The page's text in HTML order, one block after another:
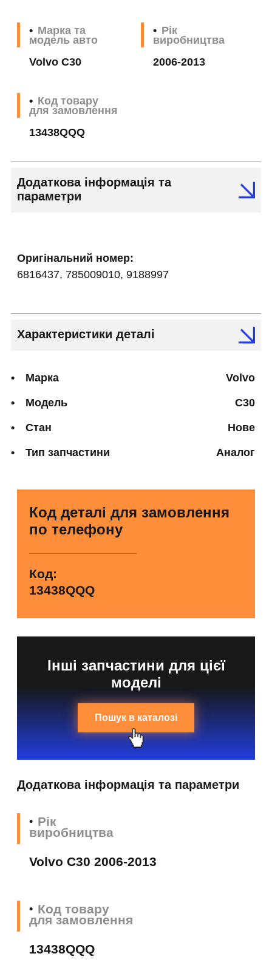
Марка та
модель авто
Volvo C30
Рік
виробництва
2006-2013
Код товару
для замовлення
13438QQQ
Додаткова інформація та
параметри
Оригінальний номер:
6816437, 785009010, 9188997
Характеристики деталі
Марка Volvo
Модель C30
Стан Нове
Тип запчастини Аналог
Код деталі для замовлення
по телефону
Код:
13438QQQ
Інші запчастини для цієї
моделі
Пошук в каталозі
Додаткова інформація та параметри
Рік
виробництва
Volvo C30 2006-2013
Код товару
для замовлення
13438QQQ